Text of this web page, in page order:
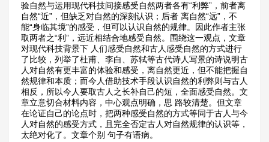
验自然与运用现代科技间接感受自然两者各有“利弊”，前者离
自然“近”，但缺乏对自然的深刻认识；后者 离自然“远”，不
能“身临其境”的感受，但可以认识自然的规律。因此作者主张
取两者之“利”，远近相结合地感受自然。围绕这一观点，文章
对现代科技背景下 人们感受自然和古人感受自然的方式进行
了比较，列举了杜甫、李白、苏轼等古代诗人写景的诗说明古
人对自然有更丰富的体验和感受，离自然更近，但不能把握自
然规律和本质；而今人借助技术手段认识自然的利弊则与古人
相反，所以今人要取古人之长补自己的短，全面感受自然。文
章立意切合材料内容，中心观点明确，思 路较清楚。但文章
在论证自己的论点时，把两种感受自然的方式等同于古人与今
人对自然的感受方式，且完全否定古人对自然规律的认识等，
太绝对化了。文章个别 句子有语病。